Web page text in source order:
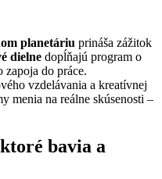
planetáriu prináša zážitok
dielne dopĺňajú program o
do práce.
vzdelávania a kreatívnej
menia na reálne skúsenosti –
bavia a